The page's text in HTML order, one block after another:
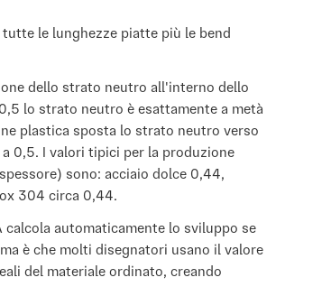
le lunghezze piatte più le bend
dello strato neutro all'interno dello
lo strato neutro è esattamente a metà
plastica sposta lo strato neutro verso
0,5. I valori tipici per la produzione
sono: acciaio dolce 0,44,
304 circa 0,44.
automaticamente lo sviluppo se
è che molti disegnatori usano il valore
del materiale ordinato, creando